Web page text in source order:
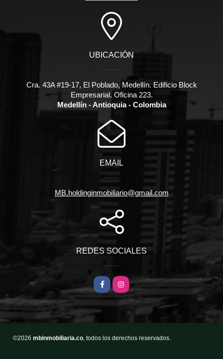
UBICACIÓN
Cra. 43A #19-17, El Poblado, Medellín. Edificio Block
Empresarial. Oficina 223.
Medellín - Antioquia - Colombia
EMAIL
MB.holdinginmobiliario@gmail.com
REDES SOCIALES
FacebookInstagram
©2026 mbinmobiliaria.co , todos los derechos reservados.